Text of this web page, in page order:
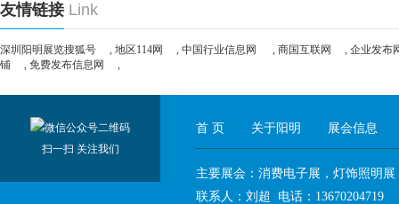
友情链接 Link
深圳阳明展览搜狐号 , 地区114网 , 中国行业信息网 , 商国互联网 , 企业发布
铺
, 免费发布信息网 ,
扫一扫 关注我们
首 页 关于阳明 展会信息
主要展会：消费电子展，灯饰照明
联系人：刘超 电话：13670204719